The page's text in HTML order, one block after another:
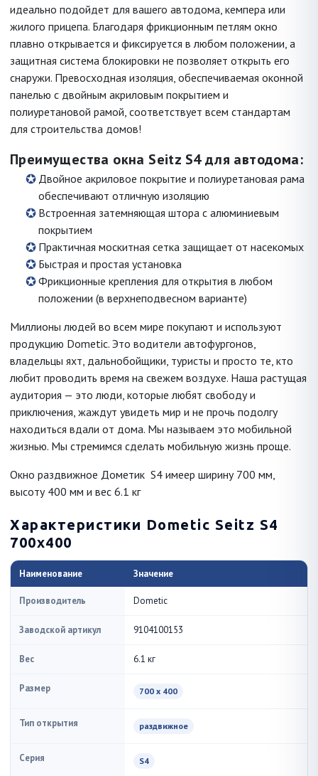
идеально подойдет для вашего автодома, кемпера или
жилого прицепа. Благодаря фрикционным петлям окно
плавно открывается и фиксируется в любом положении, а
защитная система блокировки не позволяет открыть его
снаружи. Превосходная изоляция, обеспечиваемая оконной
панелью с двойным акриловым покрытием и
полиуретановой рамой, соответствует всем стандартам
для строительства домов!
Преимущества окна Seitz S4 для автодома:
Двойное акриловое покрытие и полиуретановая рама
обеспечивают отличную изоляцию
Встроенная затемняющая штора с алюминиевым
покрытием
Практичная москитная сетка защищает от насекомых
Быстрая и простая установка
Фрикционные крепления для открытия в любом
положении (в верхнеподвесном варианте)
Миллионы людей во всем мире покупают и используют
продукцию Dometic. Это водители автофургонов,
владельцы яхт, дальнобойщики, туристы и просто те, кто
любит проводить время на свежем воздухе. Наша растущая
аудитория — это люди, которые любят свободу и
приключения, жаждут увидеть мир и не прочь подолгу
находиться вдали от дома. Мы называем это мобильной
жизнью. Мы стремимся сделать мобильную жизнь проще.
Окно раздвижное Дометик S4 имеер ширину 700 мм,
высоту 400 мм и вес 6.1 кг
Характеристики Dometic Seitz S4
700x400
Наименование Значение
Производитель Dometic
Заводской артикул 9104100153
Вес 6.1 кг
Размер 700 x 400
Тип открытия раздвижное
Серия S4